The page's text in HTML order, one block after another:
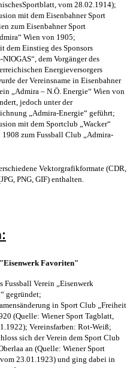
vom 28.02.1914);
mit dem Eisenbahner Sport
zum Eisenbahner Sport
Wien von 1905;
dem Einstieg des Sponsors
NIOGAS“, dem Vorgänger des
Energieversorgers
der Vereinsname in Eisenbahner
„Admira – N.Ö. Energie“ Wien von
jedoch unter der
„Admira-Energie“ geführt;
mit dem Sportclub „Wacker“
1908 zum Fussball Club „Admira-
Vektorgrafikformate (CDR,
PNG, GIF) enthalten.
Favoriten"
Fussball Verein „Eisenwerk
gegründet;
in Sport Club „Freiheit
(Quelle: Wiener Sport Tagblatt,
Vereinsfarben: Rot-Weiß;
sich der Verein dem Sport Club
an (Quelle: Wiener Sport
23.01.1923) und ging dabei in